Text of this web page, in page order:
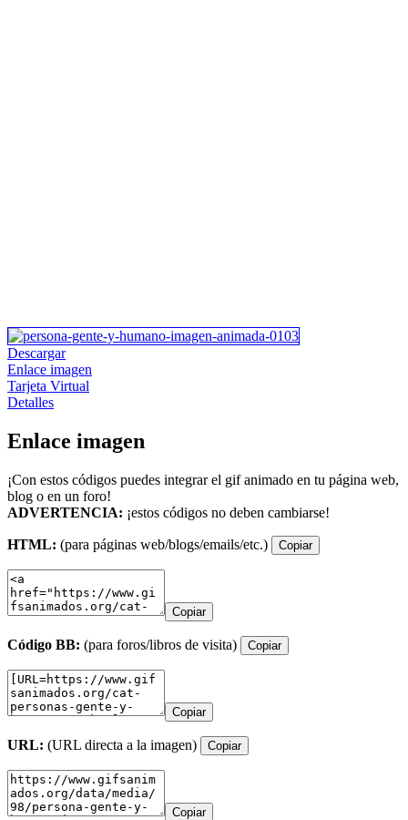
Descargar
Enlace imagen
Tarjeta Virtual
Detalles
Enlace imagen
¡Con estos códigos puedes integrar el gif animado en tu página web,
blog o en un foro!
ADVERTENCIA: ¡estos códigos no deben cambiarse!
HTML: (para páginas web/blogs/emails/etc.) Copiar
Copiar
Código BB: (para foros/libros de visita) Copiar
Copiar
URL: (URL directa a la imagen) Copiar
Copiar